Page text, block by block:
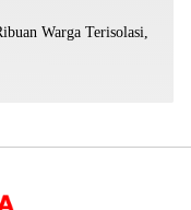
Warga Terisolasi,